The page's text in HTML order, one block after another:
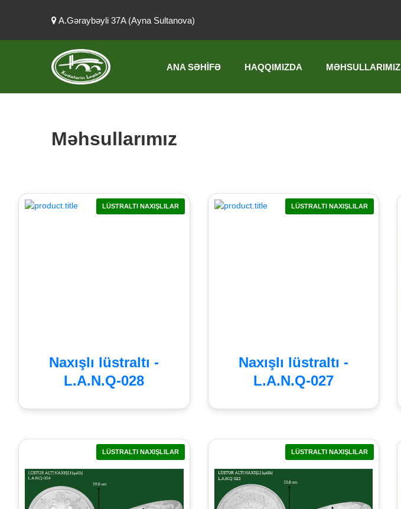
A.Gəraybəyli 37A (Ayna Sultanova)
ANA SƏHIFƏ HAQQIMIZDA MƏHSULLARIMIZ
Məhsullarımız
LÜSTRALTI NAXIŞLILAR
Naxışlı lüstraltı -
L.A.N.Q-028
LÜSTRALTI NAXIŞLILAR
Naxışlı lüstraltı -
L.A.N.Q-027
LÜSTRALTI NAXIŞLILAR LÜSTRALTI NAXIŞLILAR